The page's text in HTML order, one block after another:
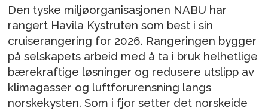
Den tyske miljøorganisasjonen NABU har
rangert Havila Kystruten som best i sin
cruiserangering for 2026. Rangeringen bygger
på selskapets arbeid med å ta i bruk helhetlige
bærekraftige løsninger og redusere utslipp av
klimagasser og luftforurensning langs
norskekysten. Som i fjor setter det norskeide